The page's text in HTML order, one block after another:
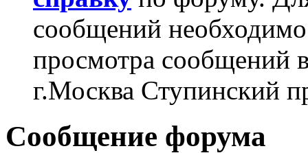
сообщений
просмотра сообщений
г.Москва Ступинский
Сообщение форума